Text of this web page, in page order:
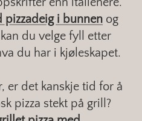
pizzadeig i bunnen og
du velge fyll etter
du har i kjøleskapet.
er det kanskje tid for å
pizza stekt på grill?